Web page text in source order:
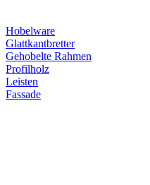
Hobelware
Glattkantbretter
Gehobelte Rahmen
Profilholz
Leisten
Fassade